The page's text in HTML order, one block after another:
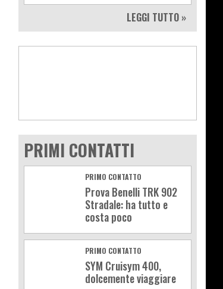
LEGGI TUTTO »
PRIMI CONTATTI
PRIMO CONTATTO
Prova Benelli TRK 902
Stradale: ha tutto e
costa poco
PRIMO CONTATTO
SYM Cruisym 400,
dolcemente viaggiare